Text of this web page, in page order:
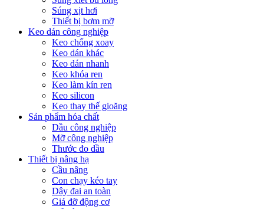
Súng xịt hơi
Thiết bị bơm mỡ
Keo dán công nghiệp
Keo chống xoay
Keo dán khác
Keo dán nhanh
Keo khóa ren
Keo làm kín ren
Keo silicon
Keo thay thế gioăng
Sản phẩm hóa chất
Dầu công nghiệp
Mỡ công nghiệp
Thước đo dầu
Thiết bị nâng hạ
Cầu nâng
Con chạy kéo tay
Dây đai an toàn
Giá đỡ động cơ